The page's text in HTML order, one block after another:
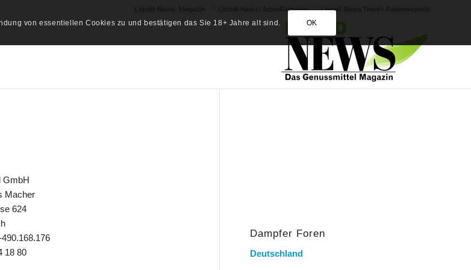
Liquid-News: AquaRatgeber Liquid-News Travel: Reisemagazin
GmbH
Macher
624
18 80
Dampfer Foren
Deutschland
von essentiellen Cookies zu und bestätigen das Sie 18+ Jahre alt sind. OK